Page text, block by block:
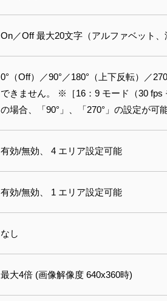
On／Off 最大20文字（アルファベット
0°（Off）／90°／180°（上下反転）／
できません。 ※［16：9 モード（30 fps
の場合、「90°」、「270°」の設定が可
有効/無効、 4 エリア設定可能
有効/無効、 1 エリア設定可能
なし
最大4倍 (画像解像度 640x360時)